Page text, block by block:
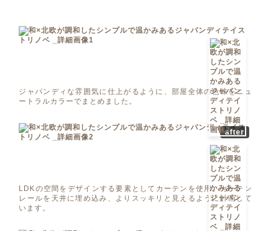
ジャパンディな雰囲気に仕上がるように、部屋全体の色味をニュ
ートラルカラーでまとめました。
after
LDKの空間をデザインする要素としてカーテンを使用。カーテン
レールを天井に埋め込み、よりスッキリと見えるように計画して
います。